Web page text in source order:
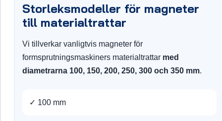
Storleksmodeller för magneter
till materialtrattar
Vi tillverkar vanligtvis magneter för
formsprutningsmaskiners materialtrattar med
diametrarna 100, 150, 200, 250, 300 och 350 mm.
✓ 100 mm